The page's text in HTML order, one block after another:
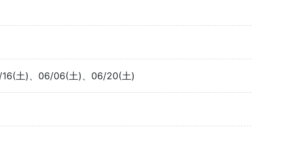
土)、06/06(土)、06/20(土)